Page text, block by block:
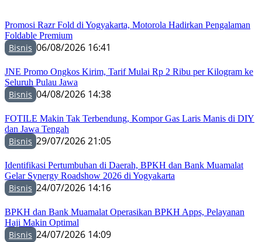
Promosi Razr Fold di Yogyakarta, Motorola Hadirkan Pengalaman
Foldable Premium
Bisnis 06/08/2026 16:41
JNE Promo Ongkos Kirim, Tarif Mulai Rp 2 Ribu per Kilogram ke
Seluruh Pulau Jawa
Bisnis 04/08/2026 14:38
FOTILE Makin Tak Terbendung, Kompor Gas Laris Manis di DIY
dan Jawa Tengah
Bisnis 29/07/2026 21:05
Identifikasi Pertumbuhan di Daerah, BPKH dan Bank Muamalat
Gelar Synergy Roadshow 2026 di Yogyakarta
Bisnis 24/07/2026 14:16
BPKH dan Bank Muamalat Operasikan BPKH Apps, Pelayanan
Haji Makin Optimal
Bisnis 24/07/2026 14:09